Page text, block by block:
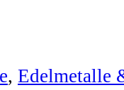
, Edelmetalle